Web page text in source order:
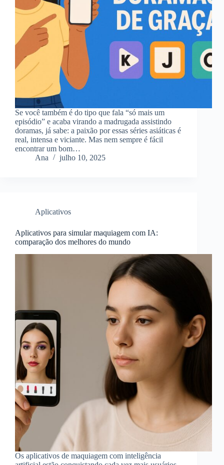
Se você também é do tipo que fala “só mais um
episódio” e acaba virando a madrugada assistindo
doramas, já sabe: a paixão por essas séries asiáticas é
real, intensa e viciante. Mas nem sempre é fácil
encontrar um bom…
Ana
julho 10, 2025
Aplicativos
Aplicativos para simular maquiagem com IA:
comparação dos melhores do mundo
Os aplicativos de maquiagem com inteligência